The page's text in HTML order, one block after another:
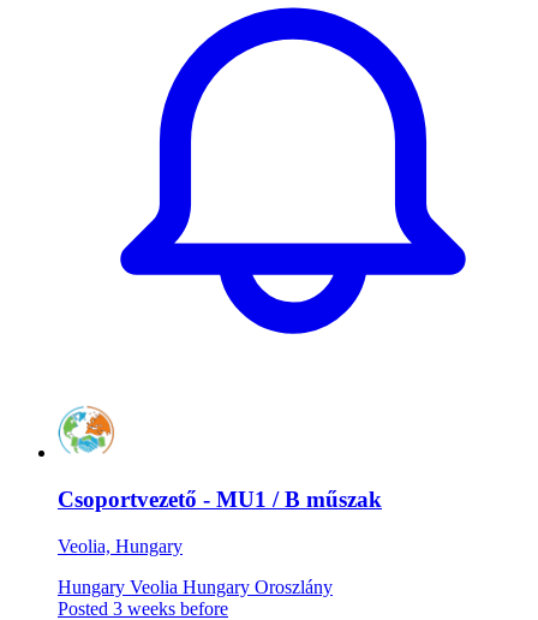
Csoportvezető - MU1 / B műszak
Veolia, Hungary
Hungary Veolia Hungary Oroszlány
Posted 3 weeks before